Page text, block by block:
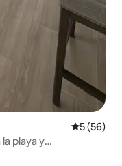
5 (56)
playa y